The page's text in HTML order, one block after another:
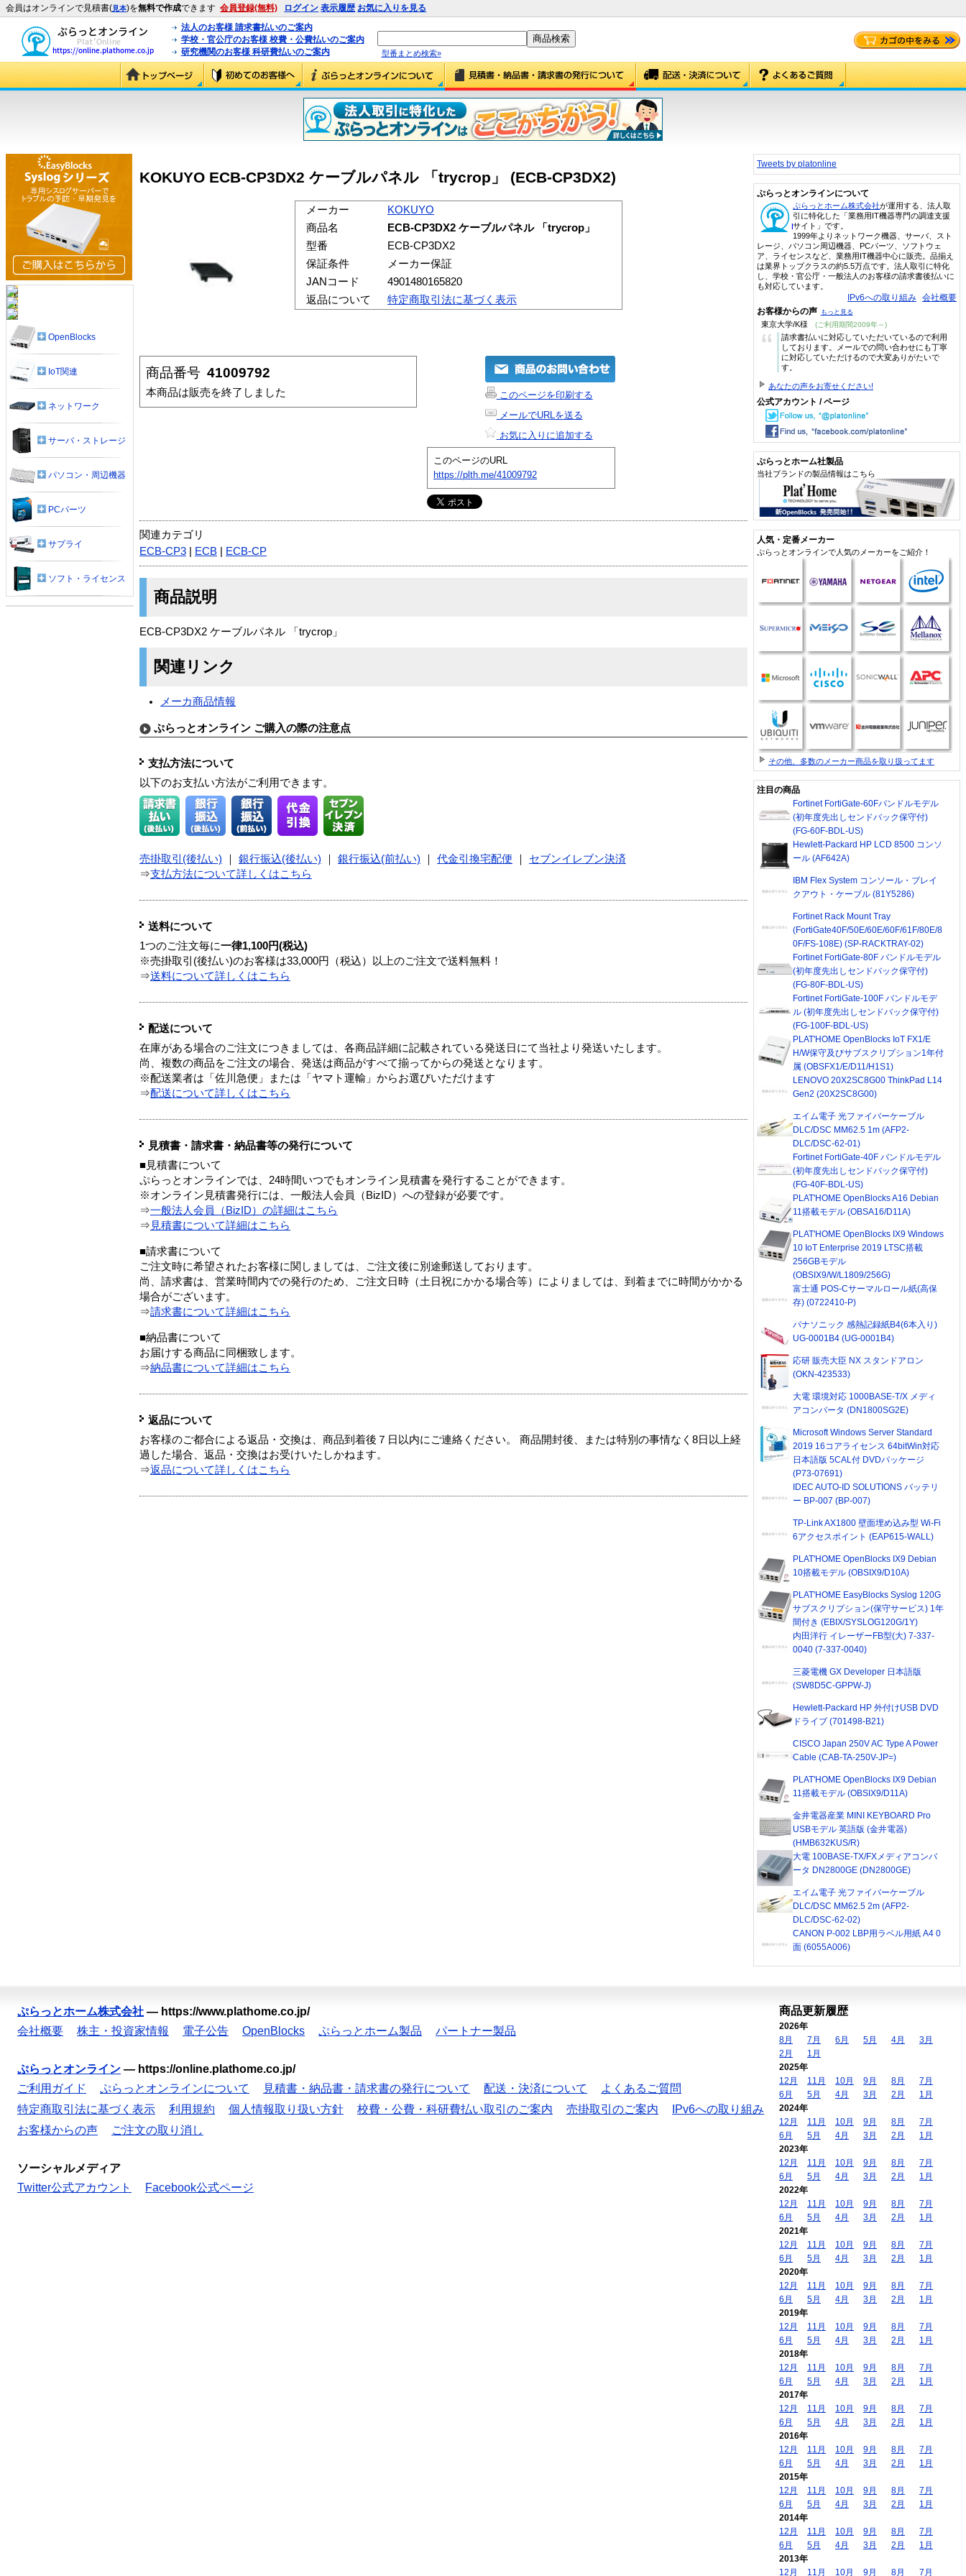
会員はオンラインで見積書(見本)を無料で作成できます 会員登録(無料) ログイン 表示履歴 お気に入りを見る
法人のお客様 請求書払いのご案内
学校・官公庁のお客様 校費・公費払いのご案内
研究機関のお客様 科研費払いのご案内
型番まとめ検索»
KOKUYO ECB-CP3DX2 ケーブルパネル 「trycrop」 (ECB-CP3DX2)
メーカー
KOKUYO
商品名
ECB-CP3DX2 ケーブルパネル 「trycrop」
型番
ECB-CP3DX2
保証条件
メーカー保証
JANコード
4901480165820
返品について
特定商取引法に基づく表示
商品番号 41009792
本商品は販売を終了しました
このページを印刷する
メールでURLを送る
お気に入りに追加する
このページのURL
https://plth.me/41009792
関連カテゴリ
ECB-CP3
ECB ECB-CP
商品説明
ECB-CP3DX2 ケーブルパネル 「trycrop」
関連リンク
メーカ商品情報
ぷらっとオンライン ご購入の際の注意点
支払方法について
以下のお支払い方法がご利用できます。
売掛取引(後払い) 銀行振込(後払い) 銀行振込(前払い) 代金引換宅配便
セブンイレブン決済
⇒支払方法について詳しくはこちら
送料について
1つのご注文毎に一律1,100円(税込)
※売掛取引(後払い)のお客様は33,000円（税込）以上のご注文で送料無料！
⇒送料について詳しくはこちら
配送について
在庫がある場合のご注文につきましては、各商品詳細に記載されている発送日にて当社より発送いたします。
尚、複数の商品をご注文の場合、発送は商品がすべて揃ってからの発送となります。
※配送業者は「佐川急便」または「ヤマト運輸」からお選びいただけます
⇒配送について詳しくはこちら
見積書・請求書・納品書等の発行について
■見積書について
ぷらっとオンラインでは、24時間いつでもオンライン見積書を発行することができます。
※オンライン見積書発行には、一般法人会員（BizID）への登録が必要です。
⇒一般法人会員（BizID）の詳細はこちら
⇒ 見積書について詳細はこちら
■請求書について
ご注文時に希望されたお客様に関しましては、ご注文後に別途郵送しております。
尚、請求書は、営業時間内での発行のため、ご注文日時（土日祝にかかる場合等）によりましては、到着までに時間がかかる
場合がございます。
⇒請求書について詳細はこちら
■納品書について
お届けする商品に同梱致します。
⇒納品書について詳細はこちら
返品について
お客様のご都合による返品・交換は、商品到着後７日以内にご連絡ください。 商品開封後、または特別の事情なく8日以上経
過した場合、返品・交換はお受けいたしかねます。
⇒返品について詳しくはこちら
OpenBlocks
IoT関連
ネットワーク
サーバ・ストレージ
パソコン・周辺機器
PCパーツ
サプライ
ソフト・ライセンス
Tweets by platonline
ぷらっとオンラインについて
ぷらっとホーム株式会社が運用する、法人取
引に特化した「業務用IT機器専門の調達支援
サイト」です。
1999年よりネットワーク機器、サーバ、スト
レージ、パソコン周辺機器、PCパーツ、ソフトウェ
ア、ライセンスなど、業務用IT機器中心に販売。品揃え
は業界トップクラスの約5.5万点です。法人取引に特化
し、学校・官公庁・一般法人のお客様の請求書後払いに
も対応しています。
IPv6への取り組み 会社概要
お客様からの声 もっと見る
東京大学/K様 (ご利用期間2009年～)
“
請求書払いに対応していただいているので利用
しております。メールでの問い合わせにも丁寧
に対応していただけるので大変ありがたいで
す。
あなたの声をお寄せください!
公式アカウント / ページ
ぷらっとホーム社製品
当社ブランドの製品情報はこちら
人気・定番メーカー
ぷらっとオンラインで人気のメーカーをご紹介！
その他、多数のメーカー商品を取り扱ってます
注目の商品
Fortinet FortiGate-60Fバンドルモデル
(初年度先出しセンドバック保守付)
(FG-60F-BDL-US)
Hewlett-Packard HP LCD 8500 コンソ
ール (AF642A)
IBM Flex System コンソール・ブレイ
クアウト・ケーブル (81Y5286)
Fortinet Rack Mount Tray
(FortiGate40F/50E/60E/60F/61F/80E/8
0F/FS-108E) (SP-RACKTRAY-02)
Fortinet FortiGate-80F バンドルモデル
(初年度先出しセンドバック保守付)
(FG-80F-BDL-US)
Fortinet FortiGate-100F バンドルモデ
ル (初年度先出しセンドバック保守付)
(FG-100F-BDL-US)
PLAT'HOME OpenBlocks IoT FX1/E
H/W保守及びサブスクリプション1年付
属 (OBSFX1/E/D11/H1S1)
LENOVO 20X2SC8G00 ThinkPad L14
Gen2 (20X2SC8G00)
エイム電子 光ファイバーケーブル
DLC/DSC MM62.5 1m (AFP2-
DLC/DSC-62-01)
Fortinet FortiGate-40F バンドルモデル
(初年度先出しセンドバック保守付)
(FG-40F-BDL-US)
PLAT'HOME OpenBlocks A16 Debian
11搭載モデル (OBSA16/D11A)
PLAT'HOME OpenBlocks IX9 Windows
10 IoT Enterprise 2019 LTSC搭載
256GBモデル
(OBSIX9/W/L1809/256G)
富士通 POS-Cサーマルロール紙(高保
存) (0722410-P)
パナソニック 感熱記録紙B4(6本入り)
UG-0001B4 (UG-0001B4)
応研 販売大臣 NX スタンドアロン
(OKN-423533)
大電 環境対応 1000BASE-T/X メディ
アコンバータ (DN1800SG2E)
Microsoft Windows Server Standard
2019 16コアライセンス 64bitWin対応
日本語版 5CAL付 DVDパッケージ
(P73-07691)
IDEC AUTO-ID SOLUTIONS バッテリ
ー BP-007 (BP-007)
TP-Link AX1800 壁面埋め込み型 Wi-Fi
6アクセスポイント (EAP615-WALL)
PLAT'HOME OpenBlocks IX9 Debian
10搭載モデル (OBSIX9/D10A)
PLAT'HOME EasyBlocks Syslog 120G
サブスクリプション(保守サービス) 1年
間付き (EBIX/SYSLOG120G/1Y)
内田洋行 イレーザーFB型(大) 7-337-
0040 (7-337-0040)
三菱電機 GX Developer 日本語版
(SW8D5C-GPPW-J)
Hewlett-Packard HP 外付けUSB DVD
ドライブ (701498-B21)
CISCO Japan 250V AC Type A Power
Cable (CAB-TA-250V-JP=)
PLAT'HOME OpenBlocks IX9 Debian
11搭載モデル (OBSIX9/D11A)
金井電器産業 MINI KEYBOARD Pro
USBモデル 英語版 (金井電器)
(HMB632KUS/R)
大電 100BASE-TX/FXメディアコンバ
ータ DN2800GE (DN2800GE)
エイム電子 光ファイバーケーブル
DLC/DSC MM62.5 2m (AFP2-
DLC/DSC-62-02)
CANON P-002 LBP用ラベル用紙 A4 0
面 (6055A006)
ぷらっとホーム株式会社 — https://www.plathome.co.jp/
会社概要
株主・投資家情報 電子公告 OpenBlocks ぷらっとホーム製品 パートナー製品
ぷらっとオンライン — https://online.plathome.co.jp/
ご利用ガイド
ぷらっとオンラインについて 見積書・納品書・請求書の発行について 配送・決済について
よくあるご質問
特定商取引法に基づく表示
利用規約 個人情報取り扱い方針 校費・公費・科研費払い取引のご案内 売掛取引のご案内
IPv6への取り組み
お客様からの声
ご注文の取り消し
ソーシャルメディア
Twitter公式アカウント
Facebook公式ページ
商品更新履歴
2026年
8月
7月 6月 5月 4月
3月
2月
1月
2025年
12月
11月 10月 9月 8月
7月
6月
5月 4月 3月 2月
1月
2024年
12月
11月 10月 9月 8月
7月
6月
5月 4月 3月 2月
1月
2023年
12月
11月 10月 9月 8月
7月
6月
5月 4月 3月 2月
1月
2022年
12月
11月 10月 9月 8月
7月
6月
5月 4月 3月 2月
1月
2021年
12月
11月 10月 9月 8月
7月
6月
5月 4月 3月 2月
1月
2020年
12月
11月 10月 9月 8月
7月
6月
5月 4月 3月 2月
1月
2019年
12月
11月 10月 9月 8月
7月
6月
5月 4月 3月 2月
1月
2018年
12月
11月 10月 9月 8月
7月
6月
5月 4月 3月 2月
1月
2017年
12月
11月 10月 9月 8月
7月
6月
5月 4月 3月 2月
1月
2016年
12月
11月 10月 9月 8月
7月
6月
5月 4月 3月 2月
1月
2015年
12月
11月 10月 9月 8月
7月
6月
5月 4月 3月 2月
1月
2014年
12月
11月 10月 9月 8月
7月
6月
5月 4月 3月 2月
1月
2013年
12月
11月 10月 9月 8月 7月